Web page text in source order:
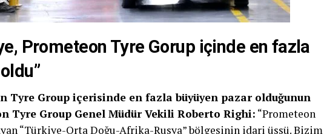
Prometeon Tyre Gorup içinde en fazla
Tyre Group içerisinde en fazla büyüyen pazar olduğunun
Tyre Group Genel Müdür Vekili Roberto Righi: “Prometeon
“Türkiye-Orta Doğu-Afrika-Rusya” bölgesinin idari üssü. Bizim